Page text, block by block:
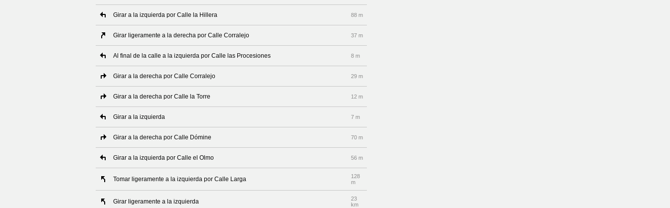
Girar a la izquierda por Calle la Hillera 88 m
Girar ligeramente a la derecha por Calle Corralejo 37 m
Al final de la calle a la izquierda por Calle las Procesiones 8 m
Girar a la derecha por Calle Corralejo 29 m
Girar a la derecha por Calle la Torre 12 m
Girar a la izquierda 7 m
Girar a la derecha por Calle Dómine 70 m
Girar a la izquierda por Calle el Olmo 56 m
Tomar ligeramente a la izquierda por Calle Larga
128
m
Girar ligeramente a la izquierda
23
km